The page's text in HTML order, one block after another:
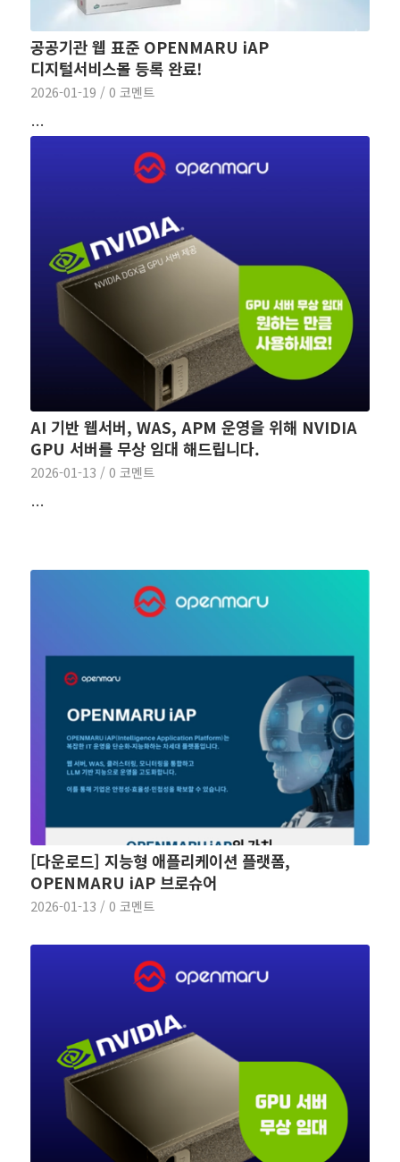
공공기관 웹 표준 OPENMARU iAP
디지털서비스몰 등록 완료!
2026-01-19 / 0 코멘트
…
AI 기반 웹서버, WAS, APM 운영을 위해 NVIDIA
GPU 서버를 무상 임대 해드립니다.
2026-01-13 / 0 코멘트
…
[다운로드] 지능형 애플리케이션 플랫폼,
OPENMARU iAP 브로슈어
2026-01-13 / 0 코멘트